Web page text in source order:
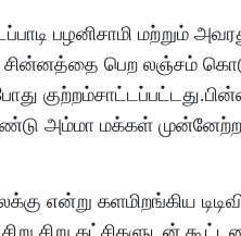
பழனிசாமி மற்றும்
பெற லஞ்சம்
அம்மா மக்கள்
என்று களமிறங்கிய